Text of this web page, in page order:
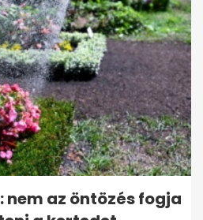
nem az öntözés fogja